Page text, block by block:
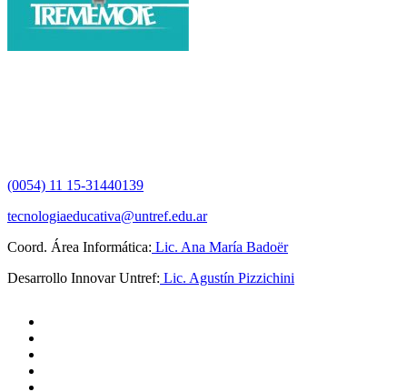
(0054) 11 15-31440139
tecnologiaeducativa@untref.edu.ar
Coord. Área Informática: Lic. Ana María Badoër
Desarrollo Innovar Untref: Lic. Agustín Pizzichini